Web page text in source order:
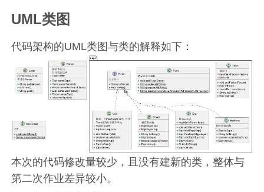
UML类图
代码架构的UML类图与类的解释如下：
本次的代码修改量较少，且没有建新的类，整体与
第二次作业差异较小。